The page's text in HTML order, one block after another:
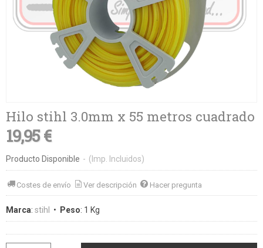
Hilo stihl 3.0mm x 55 metros cuadrado
19,95 €
Producto Disponible - (Imp. Incluidos)
Costes de envío Ver descripción Hacer pregunta
Marca: stihl • Peso: 1 Kg